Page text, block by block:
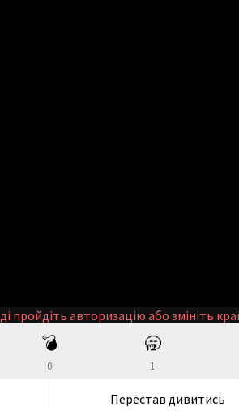
авторизацію або змініть
💣
0
🥱
1
Перестав дивитись